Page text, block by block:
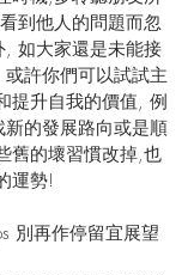
到他人的問題而忽
如大家還是未能接
許你們可以試試主
提升自我的價值, 例
的發展路向或是順
舊的壞習慣改掉,也
運勢!
別再作停留宜展望